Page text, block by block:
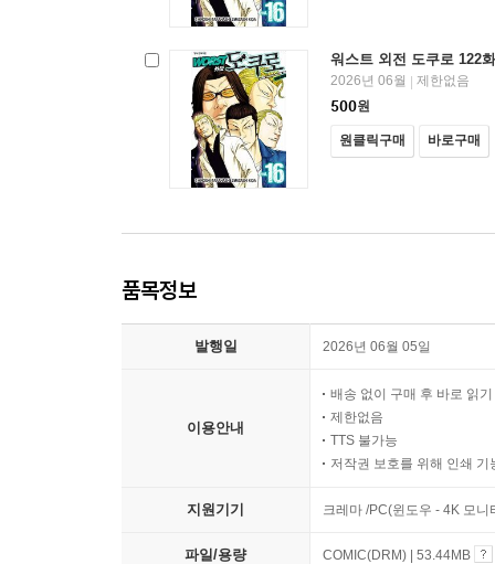
워스트 외전 도쿠로 122화
2026년 06월 | 제한없음
500원
원클릭구매 바로구매
품목정보
발행일 2026년 06월 05일
이용안내
배송 없이 구매 후 바로 읽기
제한없음
TTS 불가능
저작권 보호를 위해 인쇄 기
지원기기 크레마 /PC(윈도우 - 4K 모
파일/용량 COMIC(DRM) | 53.44MB